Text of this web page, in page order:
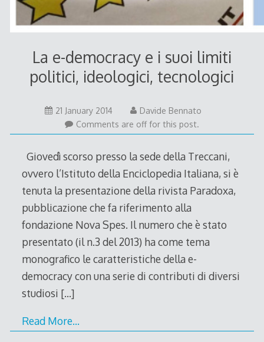
La e-democracy e i suoi limiti
politici, ideologici, tecnologici
21 January 201421
January
2014
Davide Bennato
Comments are off for this post.
Giovedì scorso presso la sede della Treccani,
ovvero l’Istituto della Enciclopedia Italiana, si è
tenuta la presentazione della rivista Paradoxa,
pubblicazione che fa riferimento alla
fondazione Nova Spes. Il numero che è stato
presentato (il n.3 del 2013) ha come tema
monografico le caratteristiche della e-
democracy con una serie di contributi di diversi
studiosi […]
Read More…